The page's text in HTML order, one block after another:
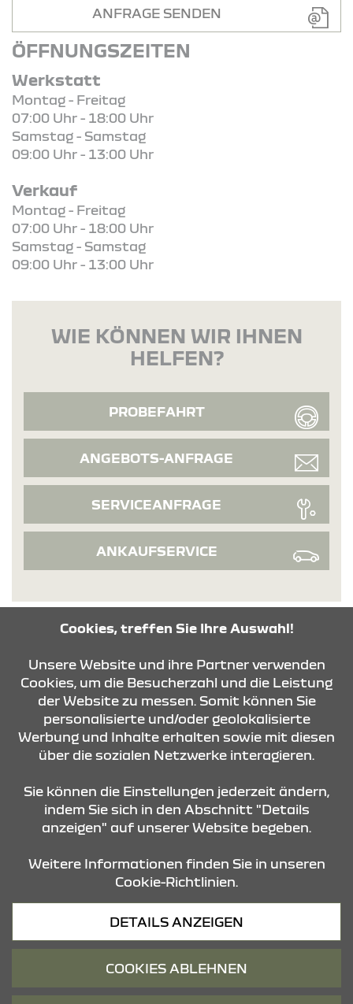
ANFRAGE SENDEN
ÖFFNUNGSZEITEN
Werkstatt
Montag - Freitag
07:00 Uhr - 18:00 Uhr
Samstag - Samstag
09:00 Uhr - 13:00 Uhr
Verkauf
Montag - Freitag
07:00 Uhr - 18:00 Uhr
Samstag - Samstag
09:00 Uhr - 13:00 Uhr
WIE KÖNNEN WIR IHNEN
HELFEN?
PROBEFAHRT
ANGEBOTS-ANFRAGE
SERVICEANFRAGE
ANKAUFSERVICE
KONTAKT & ANFAHRT
ÖFFNUNGSZEITEN
STANDORTE
Datenschutz
Cookies, treffen Sie Ihre Auswahl!
Unsere Website und ihre Partner verwenden
Cookies, um die Besucherzahl und die Leistung
der Website zu messen. Somit können Sie
personalisierte und/oder geolokalisierte
Werbung und Inhalte erhalten sowie mit diesen
über die sozialen Netzwerke interagieren.
Sie können die Einstellungen jederzeit ändern,
indem Sie sich in den Abschnitt "Details
anzeigen" auf unserer Website begeben.
Weitere Informationen finden Sie in unseren
Cookie-Richtlinien.
DETAILS ANZEIGEN
COOKIES ABLEHNEN